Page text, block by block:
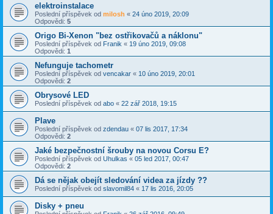
elektroinstalace
Poslední příspěvek od milosh « 24 úno 2019, 20:09
Odpovědi: 5
Origo Bi-Xenon "bez ostřikovačů a náklonu"
Poslední příspěvek od Franik « 19 úno 2019, 09:08
Odpovědi: 1
Nefunguje tachometr
Poslední příspěvek od vencakar « 10 úno 2019, 20:01
Odpovědi: 2
Obrysové LED
Poslední příspěvek od abo « 22 zář 2018, 19:15
Plave
Poslední příspěvek od zdendau « 07 lis 2017, 17:34
Odpovědi: 2
Jaké bezpečnostní šrouby na novou Corsu E?
Poslední příspěvek od Uhulkas « 05 led 2017, 00:47
Odpovědi: 2
Dá se nějak obejít sledování videa za jízdy ??
Poslední příspěvek od slavomil84 « 17 lis 2016, 20:05
Disky + pneu